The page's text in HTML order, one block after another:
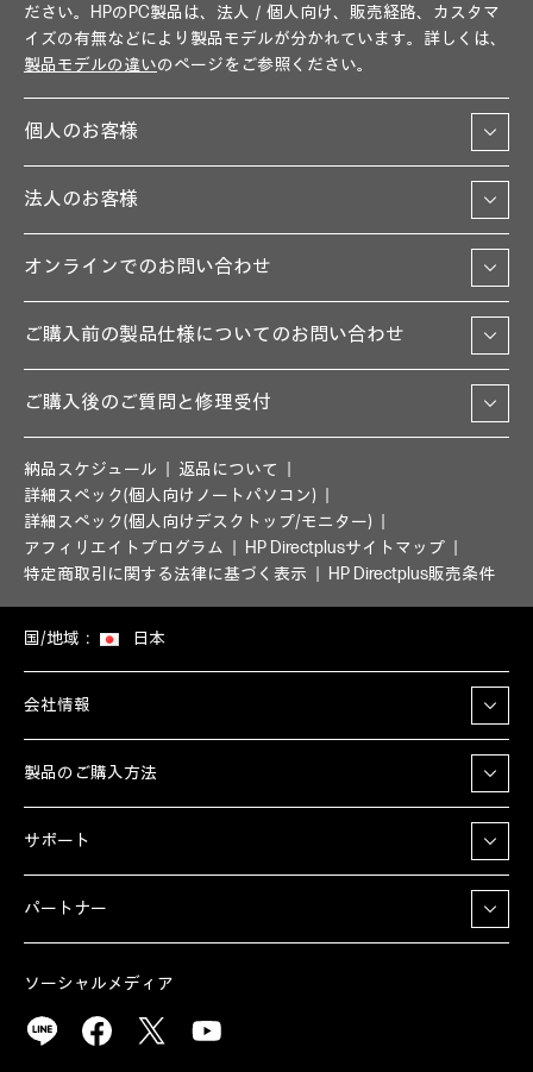
ださい。HPのPC製品は、法人／個人向け、販売経路、カスタマ
イズの有無などにより製品モデルが分かれています。詳しくは、
製品モデルの違いのページをご参照ください。
個人のお客様
法人のお客様
オンラインでのお問い合わせ
ご購入前の製品仕様についてのお問い合わせ
ご購入後のご質問と修理受付
納品スケジュール
返品について
詳細スペック(個人向けノートパソコン)
詳細スペック(個人向けデスクトップ/モニター)
アフィリエイトプログラム
HP Directplusサイトマップ
特定商取引に関する法律に基づく表示
HP Directplus販売条件
国/地域： 日本
会社情報
製品のご購入方法
サポート
パートナー
ソーシャルメディア